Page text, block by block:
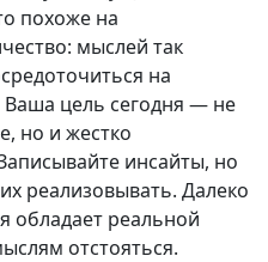
похоже на
мыслей так
на
Ваша цель сегодня — не
но и жестко
инсайты, но
реализовывать. Далеко
обладает реальной
отстояться.